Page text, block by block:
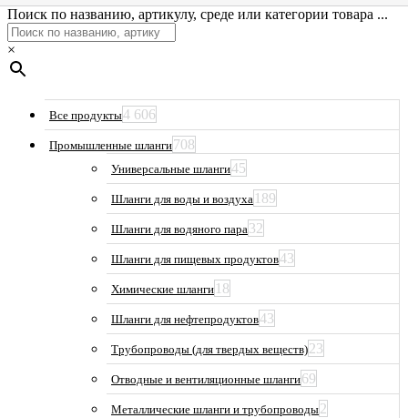
Поиск по названию, артикулу, среде или категории товара ...
×
Все продукты4 606
Промышленные шланги708
Универсальные шланги45
Шланги для воды и воздуха 189
Шланги для водяного пара32
Шланги для пищевых продуктов43
Химические шланги 18
Шланги для нефтепродуктов43
Трубопроводы (для твердых веществ)23
Отводные и вентиляционные шланги69
Металлические шланги и трубопроводы2